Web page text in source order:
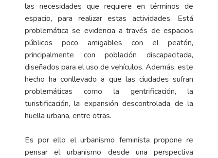
las necesidades que requiere en términos de
espacio, para realizar estas actividades. Está
problemática se evidencia a través de espacios
públicos poco amigables con el peatón,
principalmente con población discapacitada,
diseñados para el uso de vehículos. Además, este
hecho ha conllevado a que las ciudades sufran
problemáticas como la gentrificación, la
turistificación, la expansión descontrolada de la
huella urbana, entre otras.
Es por ello el urbanismo feminista propone re
pensar el urbanismo desde una perspectiva